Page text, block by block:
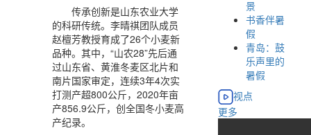
传承创新是山东农业大学
的科研传统。李晴祺团队成员
赵檀芳教授育成了26个小麦新
品种。其中，“山农28”先后通
过山东省、黄淮冬麦区北片和
南片国家审定，连续3年4次实
打测产超800公斤，2020年亩
产856.9公斤，创全国冬小麦高
产纪录。
景
书香伴暑
假
青岛：鼓
乐声里的
暑假
视点
更多